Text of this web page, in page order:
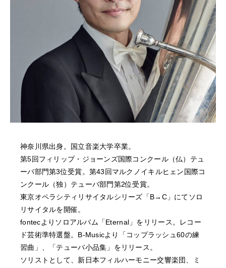
ARCHIVE
NEWS
FEATURED
ABOUT US
神奈川県出身。国立音楽大学卒業。
第5回フィリップ・ジョーンズ国際コンクール（仏）テュ
ーバ部門第3位受賞。第43回マルクノイキルヒェン国際コ
ンクール（独）テューバ部門第2位受賞。
東京オペラシティリサイタルシリーズ「B→C」にてソロ
リサイタルを開催。
fontecよりソロアルバム「Eternal」をリリース。レコー
ド芸術準特選盤。B-Musicより「コップラッシュ60の練
習曲」、「テューバ小品集」をリリース。
ソリストとして、新日本フィルハーモニー交響楽団、ミ